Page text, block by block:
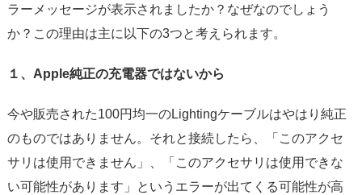
ラーメッセージが表示されましたか？なぜなのでしょう
か？この理由は主に以下の3つと考えられます。
１、Apple純正の充電器ではないから
今や販売された100円均一のLightingケーブルはやはり純正
のものではありません。それと接続したら、「このアクセ
サリは使用できません」、「このアクセサリは使用できな
い可能性があります」というエラーが出てくる可能性が高